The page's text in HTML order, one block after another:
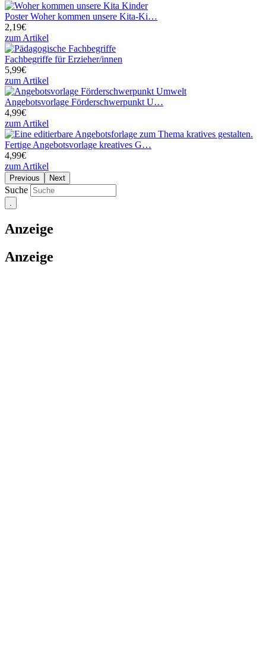
Poster Woher kommen unsere Kita-Ki…
2,19€
zum Artikel
Fachbegriffe für Erzieher/innen
5,99€
zum Artikel
Angebotsvorlage Förderschwerpunkt U…
4,99€
zum Artikel
Fertige Angebotsvorlage kreatives G…
4,99€
zum Artikel
Previous Next
Suche
Anzeige
Anzeige